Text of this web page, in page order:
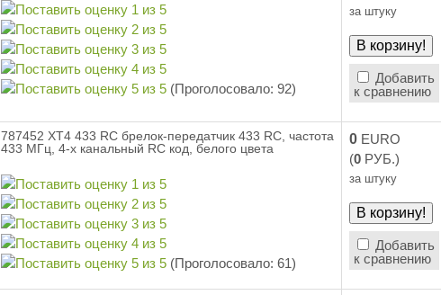
(Проголосовало: 92)
за штуку
Добавить
к сравнению
787452 XT4 433 RC брелок-передатчик 433 RC, частота
433 МГц, 4-х канальный RC код, белого цвета
(Проголосовало: 61)
0 EURO
(0 РУБ.)
за штуку
Добавить
к сравнению